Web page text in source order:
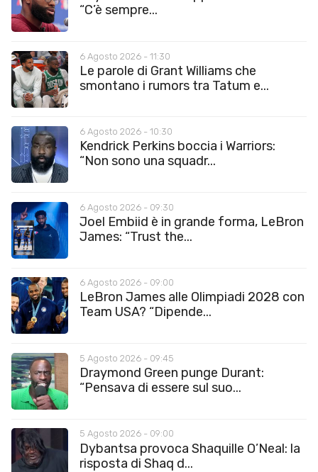
“C’è sempre...
6 Agosto 2026 - 11:30
Le parole di Grant Williams che
smontano i rumors tra Tatum e...
6 Agosto 2026 - 10:30
Kendrick Perkins boccia i Warriors:
“Non sono una squadr...
6 Agosto 2026 - 09:30
Joel Embiid è in grande forma, LeBron
James: “Trust the...
6 Agosto 2026 - 09:00
LeBron James alle Olimpiadi 2028 con
Team USA? “Dipende...
5 Agosto 2026 - 09:45
Draymond Green punge Durant:
“Pensava di essere sul suo...
5 Agosto 2026 - 09:00
Dybantsa provoca Shaquille O’Neal: la
risposta di Shaq d...